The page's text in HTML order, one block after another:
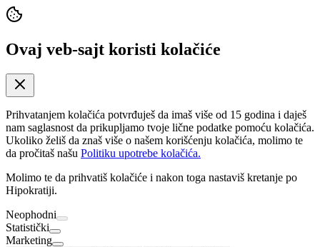
Ovaj veb-sajt koristi kolačiće
Prihvatanjem kolačića potvrđuješ da imaš više od 15 godina i daješ
nam saglasnost da prikupljamo tvoje lične podatke pomoću kolačića.
Ukoliko želiš da znaš više o našem korišćenju kolačića, molimo te
da pročitaš našu Politiku upotrebe kolačića.
Molimo te da prihvatiš kolačiće i nakon toga nastaviš kretanje po
Hipokratiji.
Neophodni
Statistički
Marketing